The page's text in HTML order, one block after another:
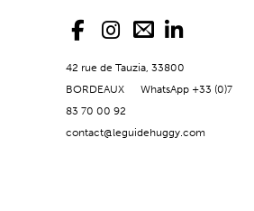
42 rue de Tauzia, 33800
BORDEAUX WhatsApp +33 (0)7
83 70 00 92
contact@leguidehuggy.com